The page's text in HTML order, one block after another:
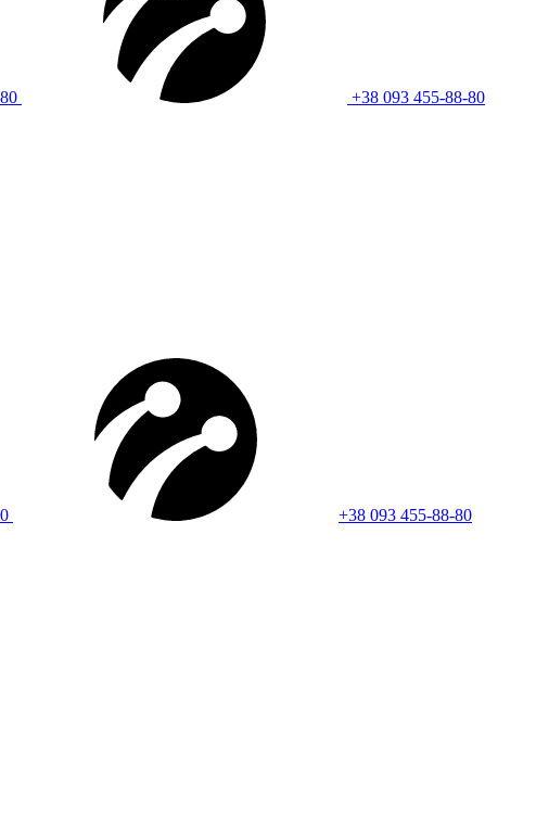
+38 093 455-88-80
+38 093 455-88-80